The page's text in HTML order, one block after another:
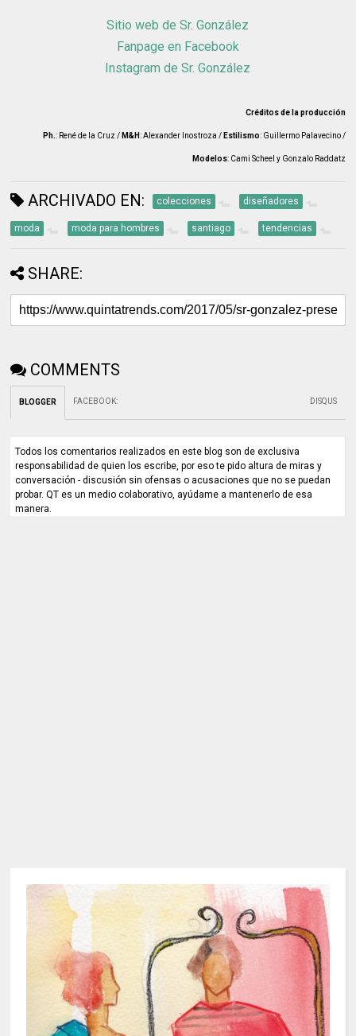
Sitio web de Sr. González
Fanpage en Facebook
Instagram de Sr. González
Créditos de la producción
Ph.: René de la Cruz / M&H: Alexander Inostroza / Estilismo: Guillermo Palavecino /
Modelos: Cami Scheel y Gonzalo Raddatz
ARCHIVADO EN: colecciones diseñadores
moda moda para hombres santiago tendencias
SHARE:
COMMENTS
BLOGGER FACEBOOK: DISQUS
Todos los comentarios realizados en este blog son de exclusiva
responsabilidad de quien los escribe, por eso te pido altura de miras y
conversación - discusión sin ofensas o acusaciones que no se puedan
probar. QT es un medio colaborativo, ayúdame a mantenerlo de esa
manera.